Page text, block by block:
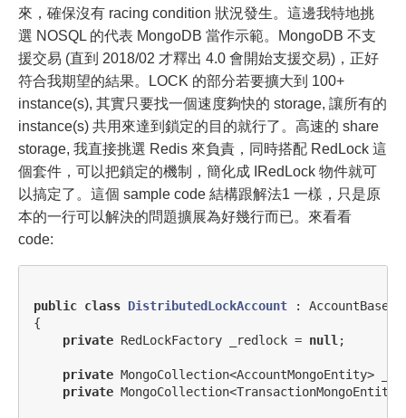
來，確保沒有 racing condition 狀況發生。這邊我特地挑
選 NOSQL 的代表 MongoDB 當作示範。MongoDB 不支
援交易 (直到 2018/02 才釋出 4.0 會開始支援交易)，正好
符合我期望的結果。LOCK 的部分若要擴大到 100+
instance(s), 其實只要找一個速度夠快的 storage, 讓所有的
instance(s) 共用來達到鎖定的目的就行了。高速的 share
storage, 我直接挑選 Redis 來負責，同時搭配 RedLock 這
個套件，可以把鎖定的機制，簡化成 IRedLock 物件就可
以搞定了。這個 sample code 結構跟解法1 一樣，只是原
本的一行可以解決的問題擴展為好幾行而已。來看看
code:
public class DistributedLockAccount :
AccountBase
{
private RedLockFactory _redlock = null;
private MongoCollection<AccountMongoEntity>
private MongoCollection<TransactionMongoEntity